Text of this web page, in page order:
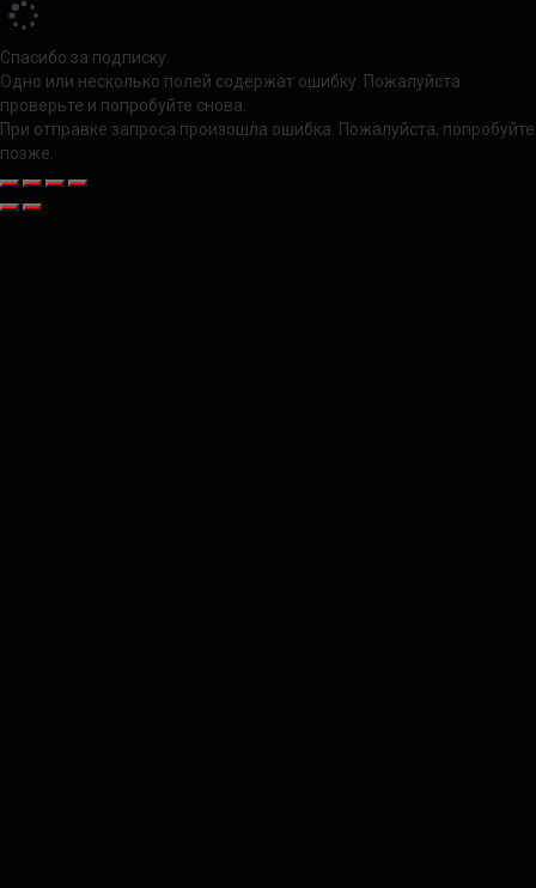
Спасибо за подписку.
Одно или несколько полей содержат ошибку. Пожалуйста
проверьте и попробуйте снова.
При отправке запроса произошла ошибка. Пожалуйста, попробуйте
позже.